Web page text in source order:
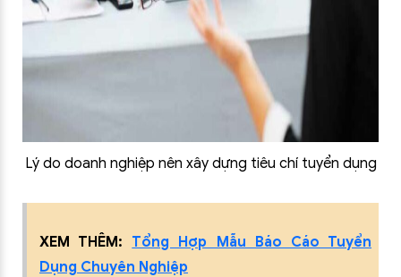
Lý do doanh nghiệp nên xây dựng tiêu chí tuyển dụng
XEM THÊM: Tổng Hợp Mẫu Báo Cáo Tuyển
Dụng Chuyên Nghiệp